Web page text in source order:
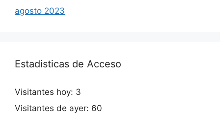
agosto 2023
Estadisticas de Acceso
Visitantes hoy: 3
Visitantes de ayer: 60